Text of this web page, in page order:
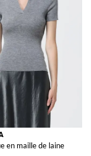
en maille de laine